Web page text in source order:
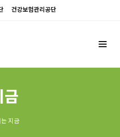
건강보험관리공단
지금